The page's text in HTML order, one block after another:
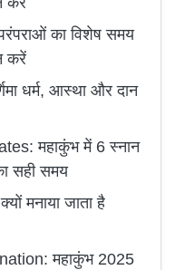
का विशेष समय
करें
धर्म, आस्था और दान
महाकुंभ में 6 स्नान
सही समय
मनाया जाता है
महाकुंभ 2025